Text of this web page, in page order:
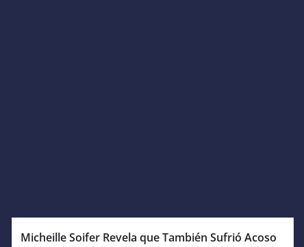
Micheille Soifer Revela que También Sufrió Acoso